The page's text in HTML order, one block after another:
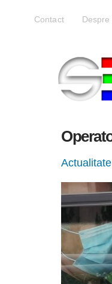
Contact Despre
Actualitate